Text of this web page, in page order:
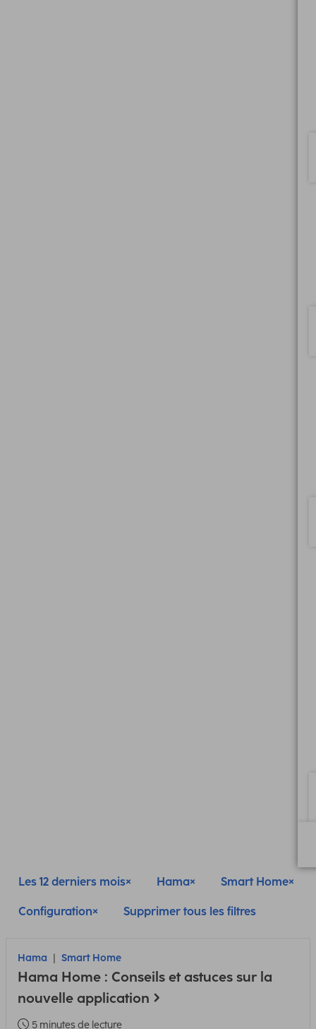
Les 12 derniers mois Hama Smart Home
Configuration Supprimer tous les filtres
Hama Smart Home
Hama Home : Conseils et astuces sur la
nouvelle application
5 minutes de lecture